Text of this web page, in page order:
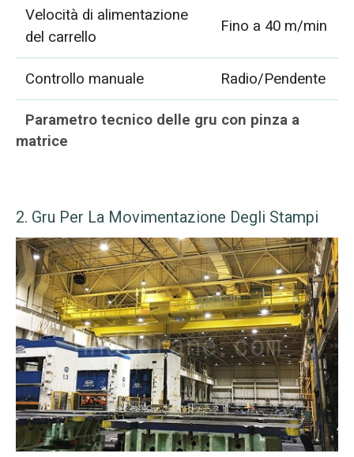
Velocità di alimentazione
del carrello
Fino a 40 m/min
Controllo manuale
Radio/Pendente
Parametro tecnico delle gru con pinza a
matrice
2. Gru Per La Movimentazione Degli Stampi